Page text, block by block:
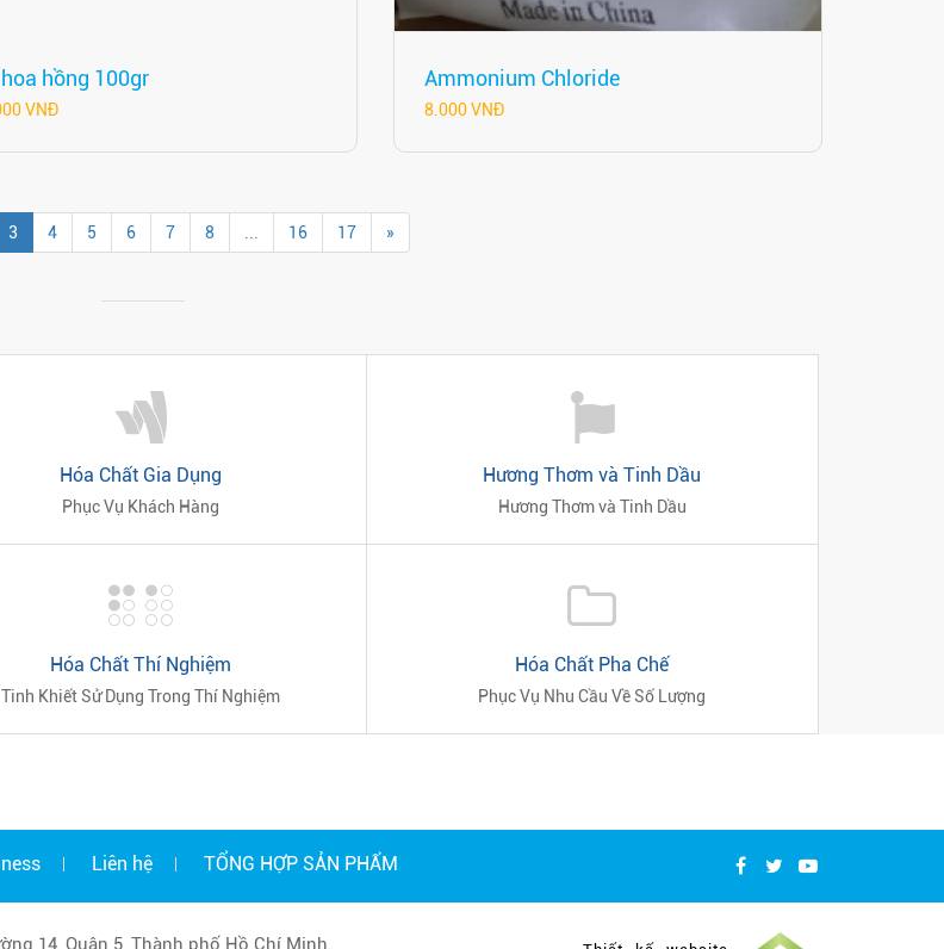
hồng 100gr
VNĐ
Ammonium Chloride
8.000 VNĐ
3 4 5 6 7 8 16 17 »
Hóa Chất Gia Dụng
Phục Vụ Khách Hàng
Hương Thơm và Tinh Dầu
Hương Thơm và Tinh Dầu
Hóa Chất Thí Nghiệm
Tinh Khiết Sử Dụng Trong Thí Nghiệm
Hóa Chất Pha Chế
Phục Vụ Nhu Cầu Về Số Lượng
Liên hệ TỔNG HỢP SẢN PHẨM
14, Quận 5, Thành phố Hồ Chí Minh.